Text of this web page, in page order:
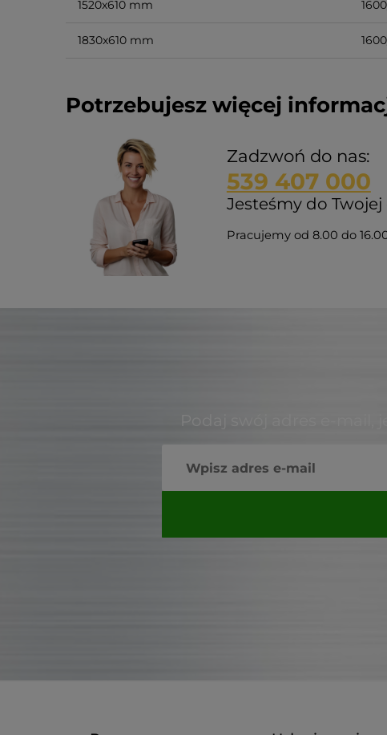
1520x610 mm
1830x610 mm
Potrzebujesz więcej
Zadzwoń do nas:
539 407 000
Jesteśmy do Twojej
Pracujemy od 8.00 do
Podaj swój adres e-mail,